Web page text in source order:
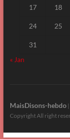
17 18
24 25
31
« Jan
MaisDisons-hebdo|
Copyright All right